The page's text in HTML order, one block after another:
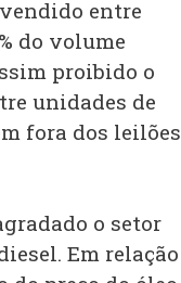
entre
do volume
proibido o
unidades de
fora dos
o setor
Em relação